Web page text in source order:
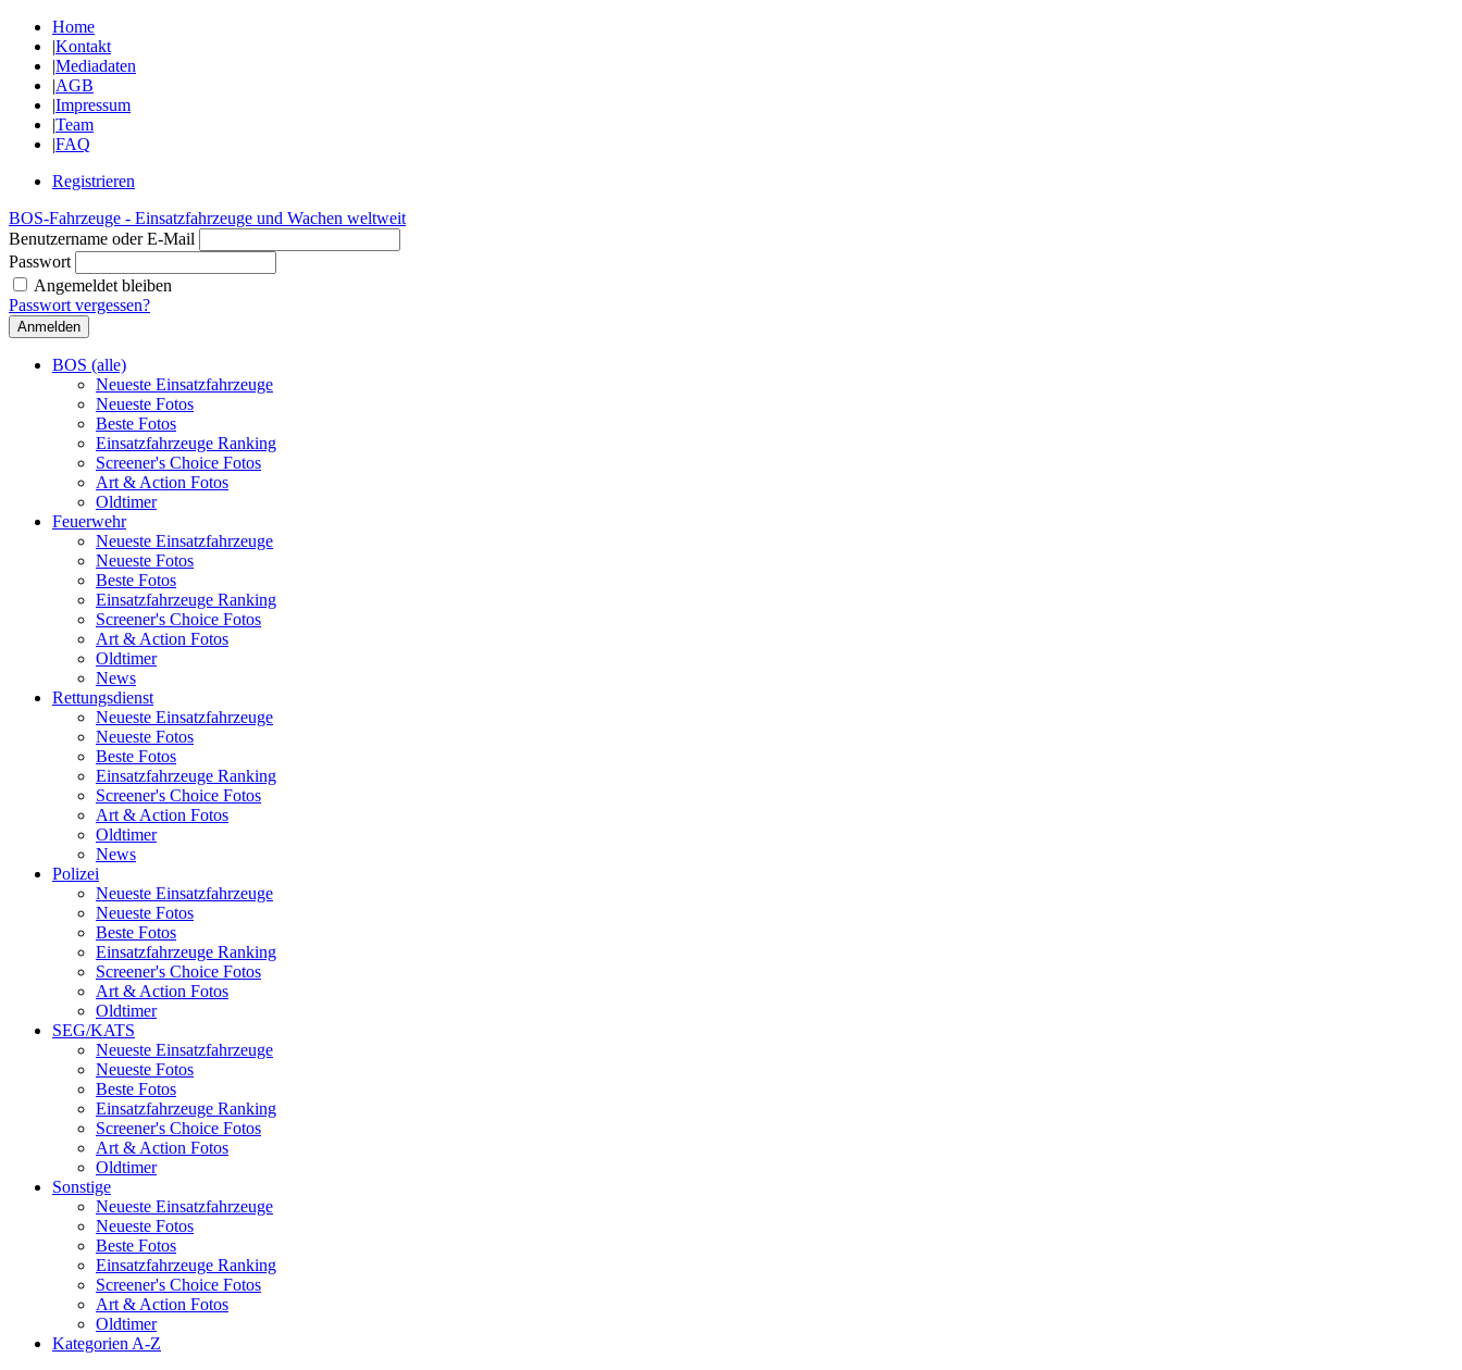
Home
|Kontakt
|Mediadaten
|AGB
|Impressum
|Team
|FAQ
Registrieren
BOS-Fahrzeuge - Einsatzfahrzeuge und Wachen weltweit
Benutzername oder E-Mail
Passwort
Angemeldet bleiben
Passwort vergessen?
BOS (alle)
Neueste Einsatzfahrzeuge
Neueste Fotos
Beste Fotos
Einsatzfahrzeuge Ranking
Screener's Choice Fotos
Art & Action Fotos
Oldtimer
Feuerwehr
Neueste Einsatzfahrzeuge
Neueste Fotos
Beste Fotos
Einsatzfahrzeuge Ranking
Screener's Choice Fotos
Art & Action Fotos
Oldtimer
News
Rettungsdienst
Neueste Einsatzfahrzeuge
Neueste Fotos
Beste Fotos
Einsatzfahrzeuge Ranking
Screener's Choice Fotos
Art & Action Fotos
Oldtimer
News
Polizei
Neueste Einsatzfahrzeuge
Neueste Fotos
Beste Fotos
Einsatzfahrzeuge Ranking
Screener's Choice Fotos
Art & Action Fotos
Oldtimer
SEG/KATS
Neueste Einsatzfahrzeuge
Neueste Fotos
Beste Fotos
Einsatzfahrzeuge Ranking
Screener's Choice Fotos
Art & Action Fotos
Oldtimer
Sonstige
Neueste Einsatzfahrzeuge
Neueste Fotos
Beste Fotos
Einsatzfahrzeuge Ranking
Screener's Choice Fotos
Art & Action Fotos
Oldtimer
Kategorien A-Z